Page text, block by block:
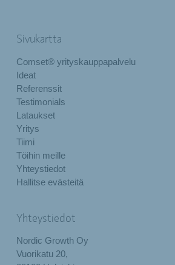
Sivukartta
Comset® yrityskauppapalvelu
Ideat
Referenssit
Testimonials
Lataukset
Yritys
Tiimi
Töihin meille
Yhteystiedot
Hallitse evästeitä
Yhteystiedot
Nordic Growth Oy
Vuorikatu 20,